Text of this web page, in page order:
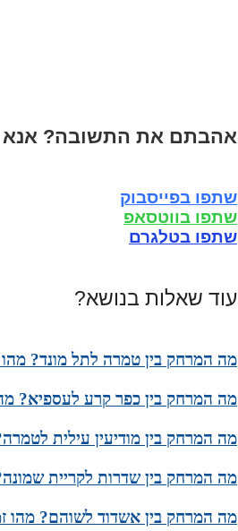
אהבתם את התשובה?
שתפו בפייסבוק
שתפו בווטסאפ
שתפו בטלגרם
עוד שאלות בנושא?
מה המרחק בין טמרה לתל מונד? מהו
מה המרחק בין כפר קרע לעספיא?
מה המרחק בין מודיעין עילית
מה המרחק בין שדרות לקריית
מה המרחק בין אשדוד לשוהם? מהו